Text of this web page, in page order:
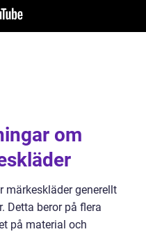
om
märkeskläder generellt
Detta beror på flera
på material och